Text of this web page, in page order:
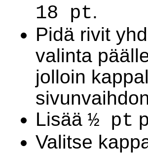
18 pt.
Pidä rivit
valinta
jolloin
Lisää ½ pt
Valitse